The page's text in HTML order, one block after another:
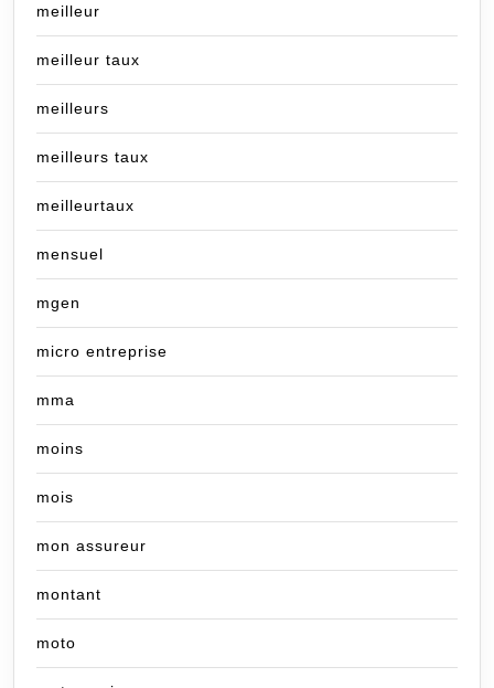
meilleur
meilleur taux
meilleurs
meilleurs taux
meilleurtaux
mensuel
mgen
micro entreprise
mma
moins
mois
mon assureur
montant
moto